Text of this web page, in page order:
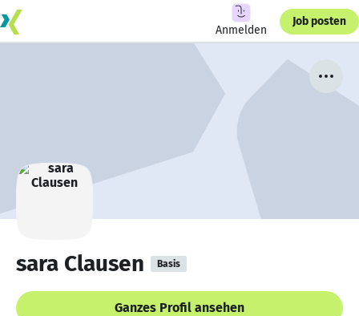
Anmelden
Job posten
sara Clausen Basis
Ganzes Profil ansehen